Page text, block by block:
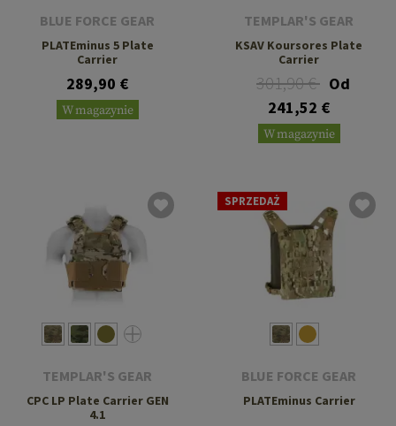
BLUE FORCE GEAR
PLATEminus 5 Plate
Carrier
289,90 €
W magazynie
TEMPLAR'S GEAR
KSAV Koursores Plate
Carrier
301,90 € Od
241,52 €
W magazynie
TEMPLAR'S GEAR
CPC LP Plate Carrier GEN
4.1
SPRZEDAŻ
BLUE FORCE GEAR
PLATEminus Carrier